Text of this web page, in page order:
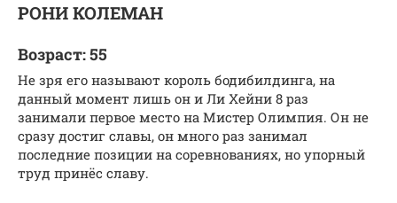
РОНИ КОЛЕМАН
Возраст: 55
Не зря его называют король бодибилдинга, на
данный момент лишь он и Ли Хейни 8 раз
занимали первое место на Мистер Олимпия. Он не
сразу достиг славы, он много раз занимал
последние позиции на соревнованиях, но упорный
труд принёс славу.